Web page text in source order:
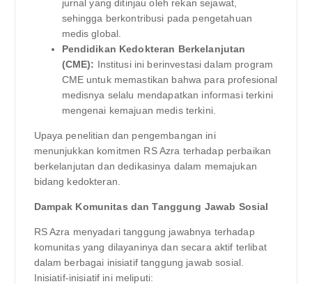
jurnal yang ditinjau oleh rekan sejawat,
sehingga berkontribusi pada pengetahuan
medis global.
Pendidikan Kedokteran Berkelanjutan
(CME): Institusi ini berinvestasi dalam program
CME untuk memastikan bahwa para profesional
medisnya selalu mendapatkan informasi terkini
mengenai kemajuan medis terkini.
Upaya penelitian dan pengembangan ini
menunjukkan komitmen RS Azra terhadap perbaikan
berkelanjutan dan dedikasinya dalam memajukan
bidang kedokteran.
Dampak Komunitas dan Tanggung Jawab Sosial
RS Azra menyadari tanggung jawabnya terhadap
komunitas yang dilayaninya dan secara aktif terlibat
dalam berbagai inisiatif tanggung jawab sosial.
Inisiatif-inisiatif ini meliputi: